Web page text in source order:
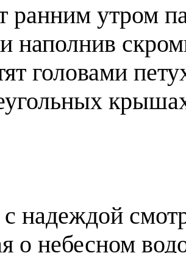
ранним утром
наполнив
головами
надеждой
о небесном